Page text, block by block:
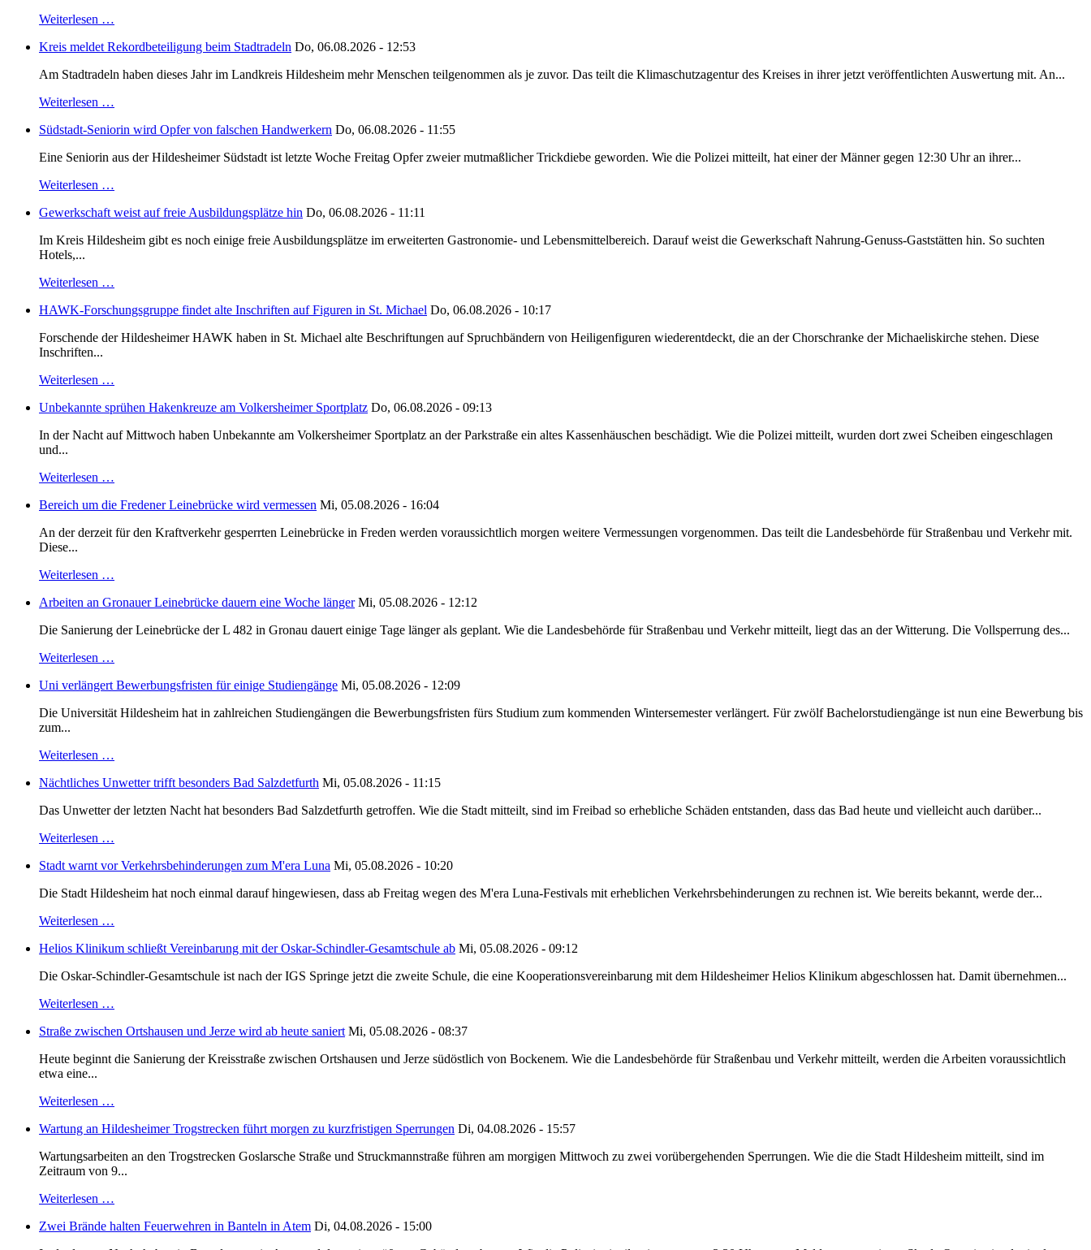
Weiterlesen …
Kreis meldet Rekordbeteiligung beim Stadtradeln Do, 06.08.2026 - 12:53
Am Stadtradeln haben dieses Jahr im Landkreis Hildesheim mehr Menschen teilgenommen als je zuvor. Das teilt die Klimaschutzagentur des Kreises in ihrer jetzt veröffentlichten Auswertung mit. An...
Weiterlesen …
Südstadt-Seniorin wird Opfer von falschen Handwerkern Do, 06.08.2026 - 11:55
Eine Seniorin aus der Hildesheimer Südstadt ist letzte Woche Freitag Opfer zweier mutmaßlicher Trickdiebe geworden. Wie die Polizei mitteilt, hat einer der Männer gegen 12:30 Uhr an ihrer...
Weiterlesen …
Gewerkschaft weist auf freie Ausbildungsplätze hin Do, 06.08.2026 - 11:11
Im Kreis Hildesheim gibt es noch einige freie Ausbildungsplätze im erweiterten Gastronomie- und Lebensmittelbereich. Darauf weist die Gewerkschaft Nahrung-Genuss-Gaststätten hin. So suchten
Hotels,...
Weiterlesen …
HAWK-Forschungsgruppe findet alte Inschriften auf Figuren in St. Michael Do, 06.08.2026 - 10:17
Forschende der Hildesheimer HAWK haben in St. Michael alte Beschriftungen auf Spruchbändern von Heiligenfiguren wiederentdeckt, die an der Chorschranke der Michaeliskirche stehen. Diese
Inschriften...
Weiterlesen …
Unbekannte sprühen Hakenkreuze am Volkersheimer Sportplatz Do, 06.08.2026 - 09:13
In der Nacht auf Mittwoch haben Unbekannte am Volkersheimer Sportplatz an der Parkstraße ein altes Kassenhäuschen beschädigt. Wie die Polizei mitteilt, wurden dort zwei Scheiben eingeschlagen
und...
Weiterlesen …
Bereich um die Fredener Leinebrücke wird vermessen Mi, 05.08.2026 - 16:04
An der derzeit für den Kraftverkehr gesperrten Leinebrücke in Freden werden voraussichtlich morgen weitere Vermessungen vorgenommen. Das teilt die Landesbehörde für Straßenbau und Verkehr mit.
Diese...
Weiterlesen …
Arbeiten an Gronauer Leinebrücke dauern eine Woche länger Mi, 05.08.2026 - 12:12
Die Sanierung der Leinebrücke der L 482 in Gronau dauert einige Tage länger als geplant. Wie die Landesbehörde für Straßenbau und Verkehr mitteilt, liegt das an der Witterung. Die Vollsperrung des...
Weiterlesen …
Uni verlängert Bewerbungsfristen für einige Studiengänge Mi, 05.08.2026 - 12:09
Die Universität Hildesheim hat in zahlreichen Studiengängen die Bewerbungsfristen fürs Studium zum kommenden Wintersemester verlängert. Für zwölf Bachelorstudiengänge ist nun eine Bewerbung bis
zum...
Weiterlesen …
Nächtliches Unwetter trifft besonders Bad Salzdetfurth Mi, 05.08.2026 - 11:15
Das Unwetter der letzten Nacht hat besonders Bad Salzdetfurth getroffen. Wie die Stadt mitteilt, sind im Freibad so erhebliche Schäden entstanden, dass das Bad heute und vielleicht auch darüber...
Weiterlesen …
Stadt warnt vor Verkehrsbehinderungen zum M'era Luna Mi, 05.08.2026 - 10:20
Die Stadt Hildesheim hat noch einmal darauf hingewiesen, dass ab Freitag wegen des M'era Luna-Festivals mit erheblichen Verkehrsbehinderungen zu rechnen ist. Wie bereits bekannt, werde der...
Weiterlesen …
Helios Klinikum schließt Vereinbarung mit der Oskar-Schindler-Gesamtschule ab Mi, 05.08.2026 - 09:12
Die Oskar-Schindler-Gesamtschule ist nach der IGS Springe jetzt die zweite Schule, die eine Kooperationsvereinbarung mit dem Hildesheimer Helios Klinikum abgeschlossen hat. Damit übernehmen...
Weiterlesen …
Straße zwischen Ortshausen und Jerze wird ab heute saniert Mi, 05.08.2026 - 08:37
Heute beginnt die Sanierung der Kreisstraße zwischen Ortshausen und Jerze südöstlich von Bockenem. Wie die Landesbehörde für Straßenbau und Verkehr mitteilt, werden die Arbeiten voraussichtlich
etwa eine...
Weiterlesen …
Wartung an Hildesheimer Trogstrecken führt morgen zu kurzfristigen Sperrungen Di, 04.08.2026 - 15:57
Wartungsarbeiten an den Trogstrecken Goslarsche Straße und Struckmannstraße führen am morgigen Mittwoch zu zwei vorübergehenden Sperrungen. Wie die die Stadt Hildesheim mitteilt, sind im
Zeitraum von 9...
Weiterlesen …
Zwei Brände halten Feuerwehren in Banteln in Atem Di, 04.08.2026 - 15:00